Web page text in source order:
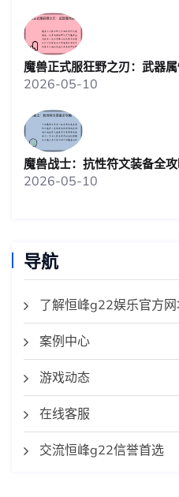
魔兽正式服狂野之刃：武器
2026-05-10
魔兽战士：抗性符文装备全
2026-05-10
导航
了解恒峰g22娱乐官方
案例中心
游戏动态
在线客服
交流恒峰g22信誉首选